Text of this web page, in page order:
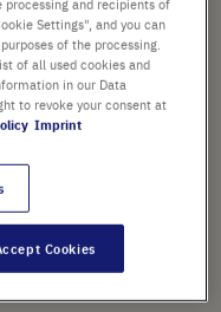
di perdite
Aggiungi
al
Carrello
and recipients of
Settings", and you can
of the processing.
of all used cookies and
in our Data
to revoke your consent at
Imprint
Cookies